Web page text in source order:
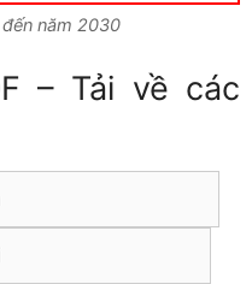
năm 2030
– Tải về các